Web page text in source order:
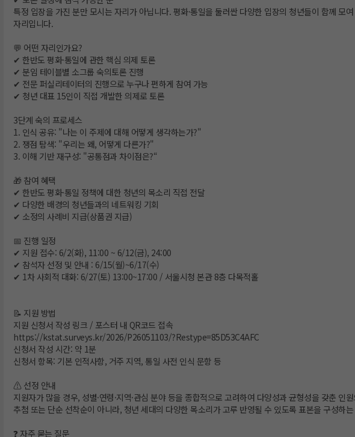
특정 입장을 가진 분만 모시는 자리가 아닙니다. 평화·통일을 둘러싼 다양한 입장의 청년들이 함께 모
자리입니다.
💬 어떤 자리인가요?
✔ 한반도 평화·통일에 관한 핵심 의제 토론
✔ 분임 테이블별 소그룹 숙의토론 진행
✔ 전문 퍼실리테이터의 진행으로 누구나 편하게 참여 가능
✔ 청년 대표 15인이 직접 개발한 의제로 토론
3단계 숙의 프로세스
1. 인식 공유: "나는 이 주제에 대해 어떻게 생각하는가?"
2. 쟁점 탐색: "우리는 왜, 어떻게 다른가?"
3. 이해 기반 재구성: "공통점과 차이점은?“
🎁 참여 혜택
✔ 한반도 평화·통일 정책에 대한 청년의 목소리 직접 전달
✔ 다양한 배경의 청년들과의 네트워킹 기회
✔ 소정의 사례비 지급(상품권 지급)
📅 진행 일정
✔ 지원 접수: 6/2(화), 11:00 ~ 6/12(금), 24:00
✔ 참석자 선정 및 안내 : 6/15(월)~6/17(수)
✔ 1차 사회적 대화: 6/27(토) 13:00~17:00 / 서울시청 본관 8층 다목적홀
📝 지원 방법
지원 신청서 작성 링크 / 포스터 내 QR코드 접속
https://kstat.surveys.kr/2026/P26051103/?Restype=85D53C4AFC
신청서 작성 시간: 약 1분
신청서 항목: 기본 인적사항, 거주 지역, 통일 사전 인식 문항 등
⚠ 선정 안내
지원자가 많을 경우, 성별·연령·지역·관심 분야 등을 종합적으로 고려하여 다양성과 균형성을 갖춘 인
추첨 또는 단순 선착순이 아니라, 청년 세대의 다양한 목소리가 고루 반영될 수 있도록 표본을 구성하
❓ 자주 묻는 질문